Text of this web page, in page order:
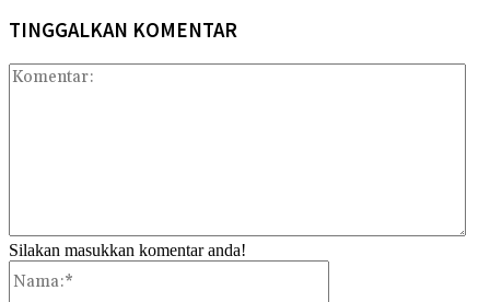
TINGGALKAN KOMENTAR
Silakan masukkan komentar anda!